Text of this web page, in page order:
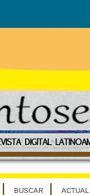
BUSCAR ACTUAL